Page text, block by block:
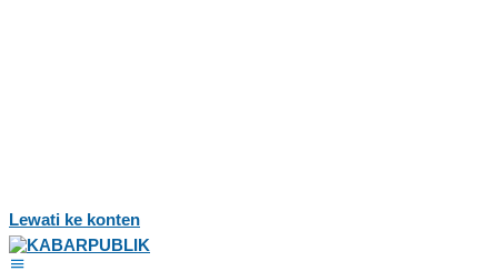
Lewati ke konten